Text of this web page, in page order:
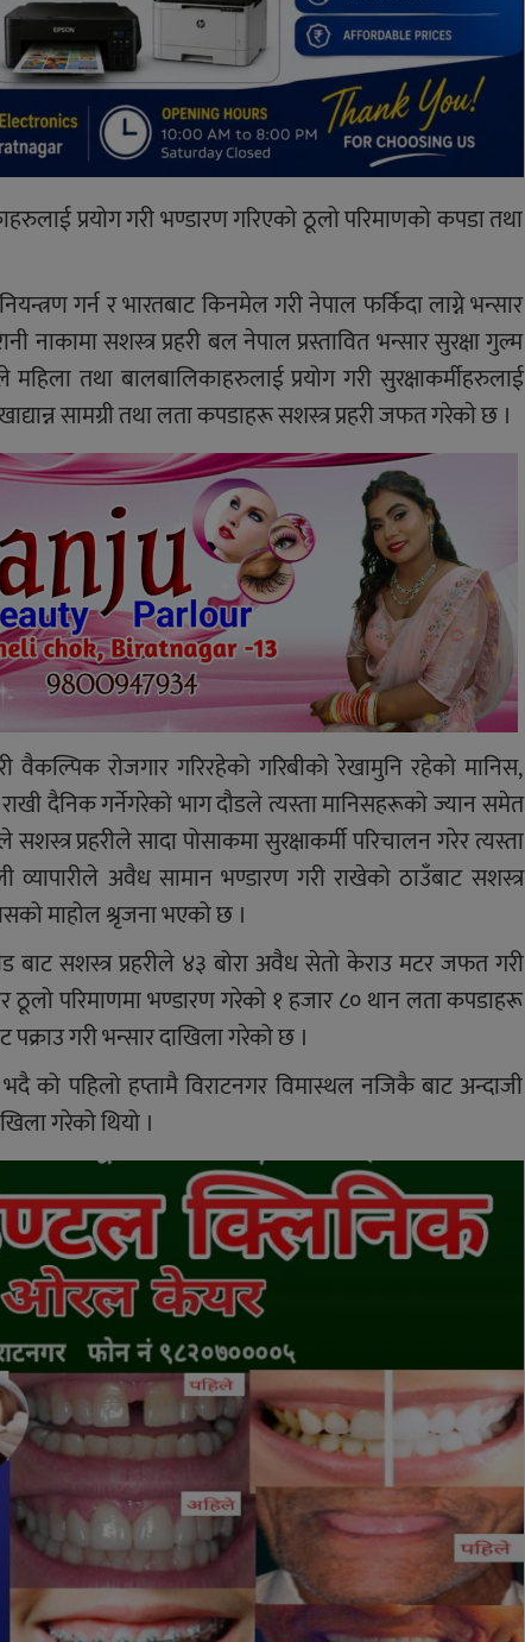
प्रयोग गरी भण्डारण गरिएको ठूलो परिमाणको कपडा तथा
गर्न र भारतबाट किनमेल गरी नेपाल फर्किदा लाग्ने भन्सार
नाकामा सशस्त्र प्रहरी बल नेपाल प्रस्तावित भन्सार सुरक्षा गुल्म
तथा बालबालिकाहरुलाई प्रयोग गरी सुरक्षाकर्मीहरुलाई
सामग्री तथा लता कपडाहरू सशस्त्र प्रहरी जफत गरेकाे छ ।
रोजगार गरिरहेको गरिबीको रेखामुनि रहेको मानिस,
दैनिक गर्नेगरेको भाग दौडले त्यस्ता मानिसहरूको ज्यान समेत
प्रहरीले सादा पोसाकमा सुरक्षाकर्मी परिचालन गरेर त्यस्ता
व्यापारीले अवैध सामान भण्डारण गरी राखेको ठाउँबाट सशस्त्र
माहोल श्रृजना भएको छ ।
बाट सशस्त्र प्रहरीले ४३ बोरा अवैध सेतो केराउ मटर जफत गरी
ठूलो परिमाणमा भण्डारण गरेको १ हजार ८० थान लता कपडाहरू
गरी भन्सार दाखिला गरेको छ ।
भदै को पहिलो हप्तामै विराटनगर विमास्थल नजिकै बाट अन्दाजी
गरेको थियो ।